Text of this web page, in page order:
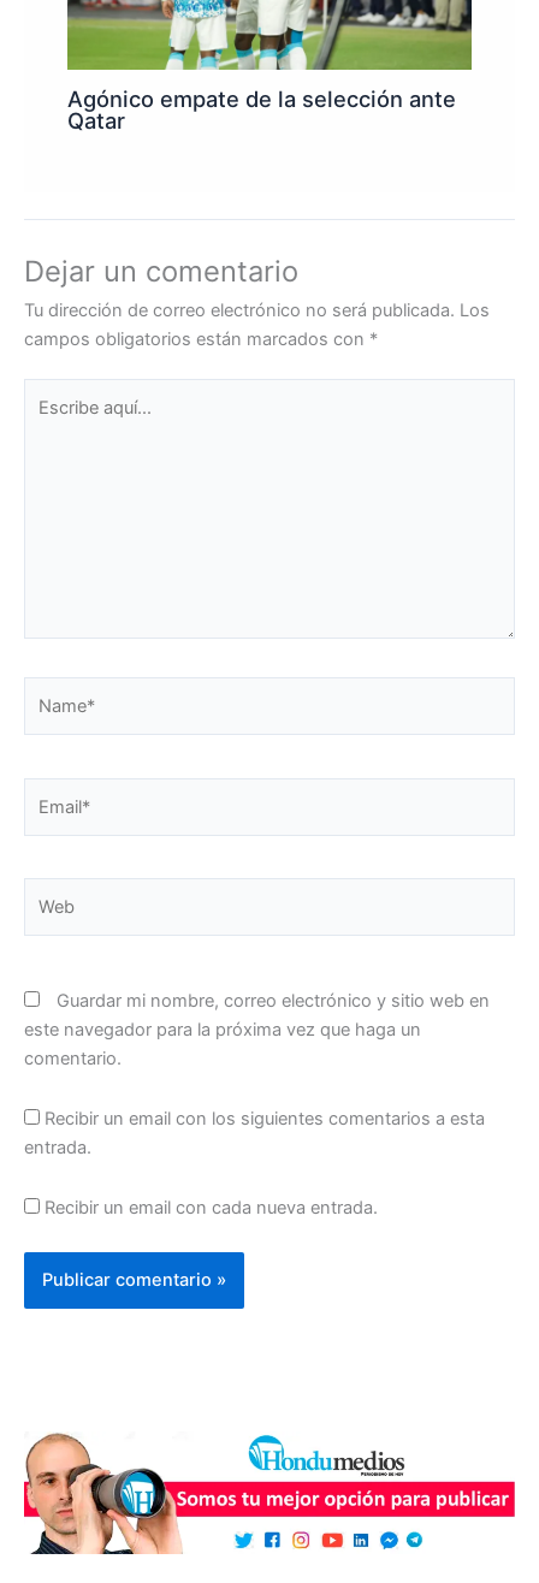
Agónico empate de la selección ante
Qatar
Dejar un comentario
Tu dirección de correo electrónico no será publicada. Los
campos obligatorios están marcados con *
Guardar mi nombre, correo electrónico y sitio web en
este navegador para la próxima vez que haga un
comentario.
Recibir un email con los siguientes comentarios a esta
entrada.
Recibir un email con cada nueva entrada.